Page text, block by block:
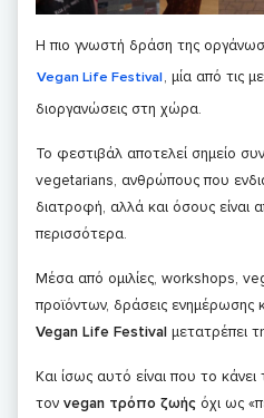
Η πιο γνωστή δράση της
Vegan Life Festival, μία από τις
διοργανώσεις στη χώρα.
Το φεστιβάλ αποτελεί σημείο
vegetarians, ανθρώπους που
διατροφή, αλλά και όσους είναι
περισσότερα.
Μέσα από ομιλίες, workshops,
προϊόντων, δράσεις ενημέρωσης
Vegan Life Festival μετατρέπει
Και ίσως αυτό είναι που το
τον vegan τρόπο ζωής όχι ως